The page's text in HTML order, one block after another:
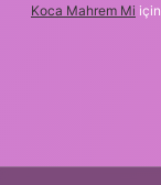
Koca Mahrem Mi için